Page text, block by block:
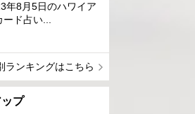
年8月5日のハワイア
ード占い...
ランキングはこちら
プ